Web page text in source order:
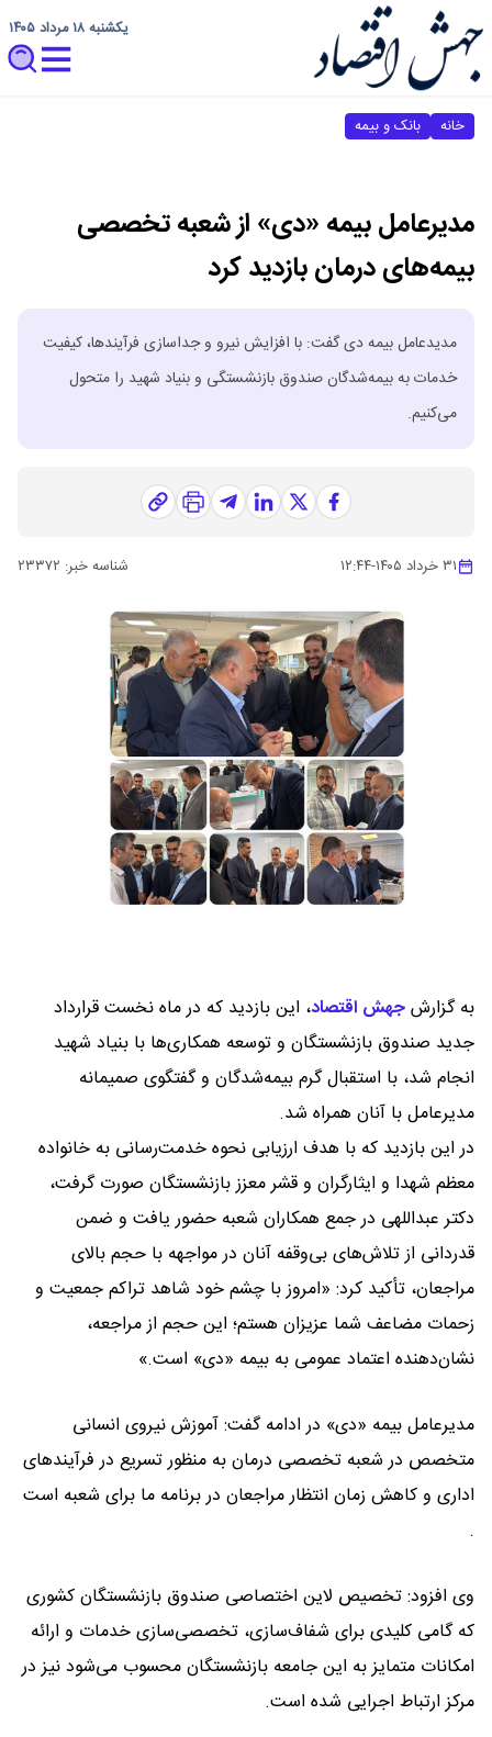
یکشنبه ۱۸ مرداد ۱۴۰۵
خانه بانک و بیمه
مدیرعامل بیمه «دی» از شعبه تخصصی
بیمه‌های درمان بازدید کرد
مدیدعامل بیمه دی گفت: با افزایش نیرو و جداسازی فرآیندها، کیفیت
خدمات به بیمه‌شدگان صندوق بازنشستگی و بنیاد شهید را متحول
می‌کنیم.
۳۱ خرداد ۱۴۰۵ -۱۲:۴۴ شناسه خبر: ۲۳۳۷۲
به گزارشجهش اقتصاد، این بازدید که در ماه نخست قرارداد
جدید صندوق بازنشستگان و توسعه همکاری‌ها با بنیاد شهید
انجام شد، با استقبال گرم بیمه‌شدگان و گفتگوی صمیمانه
مدیرعامل با آنان همراه شد.
در این بازدید که با هدف ارزیابی نحوه خدمت‌رسانی به خانواده
معظم شهدا و ایثارگران و قشر معزز بازنشستگان صورت گرفت،
دکتر عبداللهی در جمع همکاران شعبه حضور یافت و ضمن
قدردانی از تلاش‌های بی‌وقفه آنان در مواجهه با حجم بالای
مراجعان، تأکید کرد: «امروز با چشم خود شاهد تراکم جمعیت و
زحمات مضاعف شما عزیزان هستم؛ این حجم از مراجعه،
نشان‌دهنده اعتماد عمومی به بیمه «دی» است.»
مدیرعامل بیمه «دی» در ادامه گفت: آموزش نیروی انسانی
متخصص در شعبه تخصصی درمان به منظور تسریع در فرآیندهای
اداری و کاهش زمان انتظار مراجعان در برنامه ما برای شعبه است
.
وی افزود: تخصیص لاین اختصاصی صندوق بازنشستگان کشوری
که گامی کلیدی برای شفاف‌سازی، تخصصی‌سازی خدمات و ارائه
امکانات متمایز به این جامعه بازنشستگان محسوب می‌شود نیز در
مرکز ارتباط اجرایی شده است.